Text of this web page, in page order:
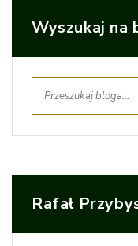
Wyszukaj na
Rafał